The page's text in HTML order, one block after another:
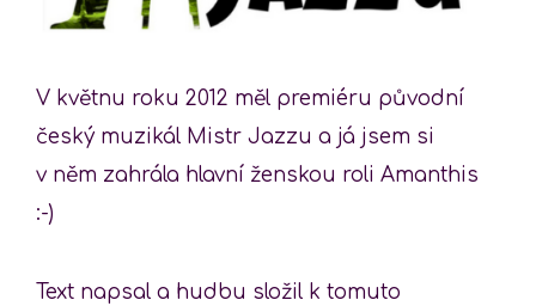
V květnu roku 2012 měl premiéru původní
český muzikál Mistr Jazzu a já jsem si
v něm zahrála hlavní ženskou roli Amanthis
:-)
Text napsal a hudbu složil k tomuto